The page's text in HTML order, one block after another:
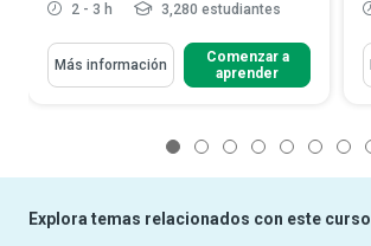
2 - 3 h 3,280 estudiantes
Más información
Comenzar a
aprender
Explora temas relacionados con este curso